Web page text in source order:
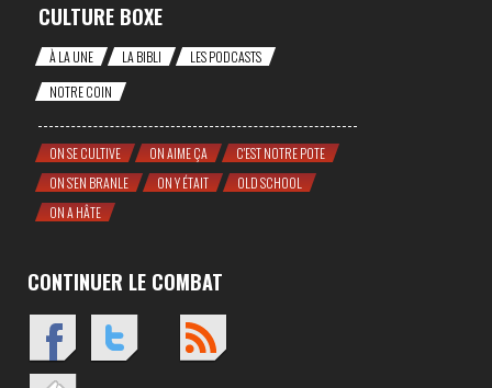
CULTURE BOXE
À LA UNE LA BIBLI
LES PODCASTS
NOTRE COIN
ON SE CULTIVE ON AIME ÇA
C'EST NOTRE POTE
ON S'EN BRANLE
ON Y ÉTAIT
OLD SCHOOL
ON A HÂTE
CONTINUER LE COMBAT